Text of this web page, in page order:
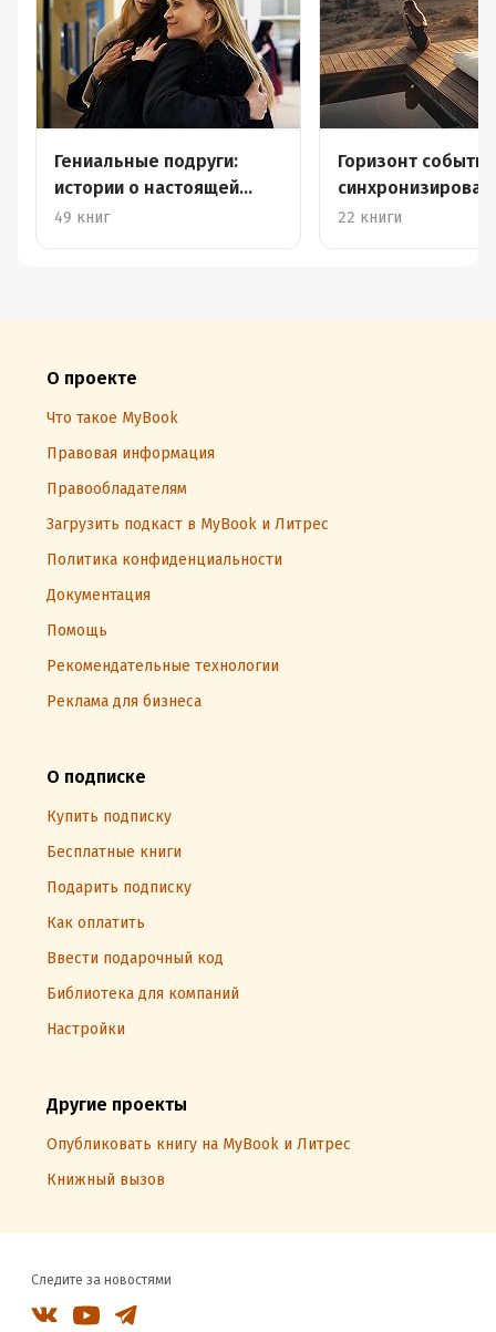
Гениальные подруги:
истории о настоящей
женской дружбе
49 книг
Горизонт
книги
22 книги
О проекте
Что такое MyBook
Правовая информация
Правообладателям
Загрузить подкаст в MyBook и Литрес
Политика конфиденциальности
Документация
Помощь
Рекомендательные технологии
Реклама для бизнеса
О подписке
Купить подписку
Бесплатные книги
Подарить подписку
Как оплатить
Ввести подарочный код
Библиотека для компаний
Настройки
Другие проекты
Опубликовать книгу на MyBook и Литрес
Книжный вызов
Следите за новостями